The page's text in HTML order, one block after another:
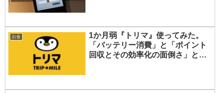
お金
1か月弱『トリマ』使ってみた。
「バッテリー消費」と「ポイント
回収とその効率化の面倒さ」と